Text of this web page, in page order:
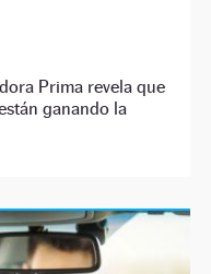
Prima revela que
ganando la